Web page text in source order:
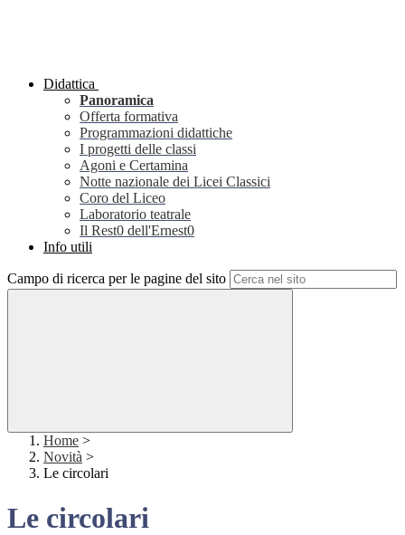
Didattica
Panoramica
Offerta formativa
Programmazioni didattiche
I progetti delle classi
Agoni e Certamina
Notte nazionale dei Licei Classici
Coro del Liceo
Laboratorio teatrale
Il Rest0 dell'Ernest0
Info utili
Campo di ricerca per le pagine del sito
Home >
Novità >
Le circolari
Le circolari